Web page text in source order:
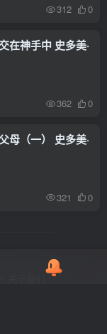
312 0
在神手中 史多美·
362 0
母（一） 史多美·
321 0